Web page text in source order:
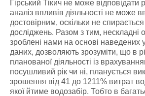
Гірський Тікич не може відповідати
аналіз впливів діяльності не може
достовірним, оскільки не
досліджень. Разом з тим, нескладні
зроблені нами на основі наведених
даних, дозволяють зрозуміти, що в
планованої діяльності із
посушливий рік чи ні, планується
зрошення від 41 до 1211% витрат
якої йтиме водозабір. Тобто в